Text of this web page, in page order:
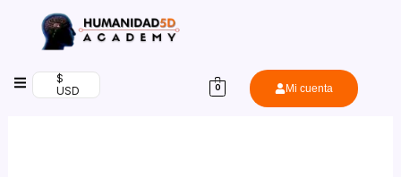
contenido
$
USD
0 Mi cuenta